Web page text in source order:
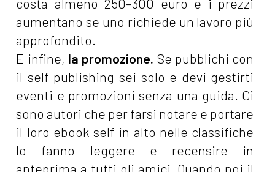
costa almeno 250–300 euro e i prezzi
aumentano se uno richiede un lavoro più
approfondito.
E infine, la promozione. Se pubblichi con
il self publishing sei solo e devi gestirti
eventi e promozioni senza una guida. Ci
sono autori che per farsi notare e portare
il loro ebook self in alto nelle classifiche
lo fanno leggere e recensire in
anteprima a tutti gli amici. Quando poi il